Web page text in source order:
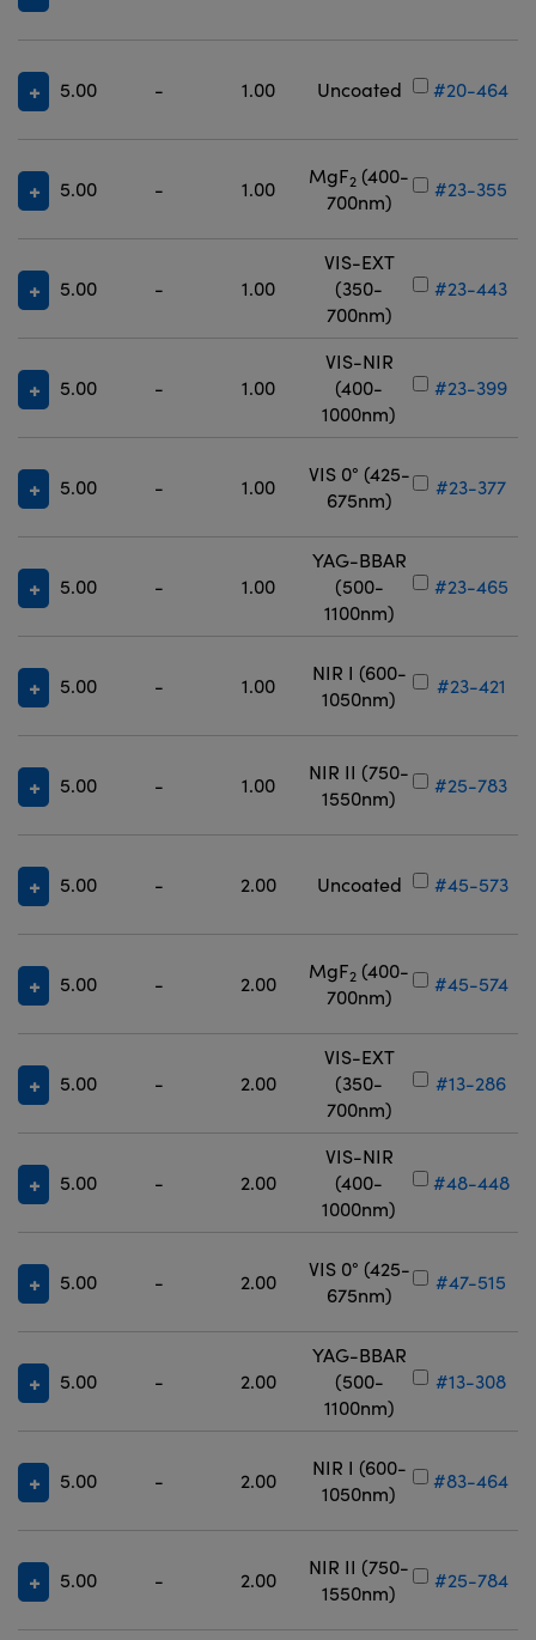
5.00 - 1.00 Uncoated #20-464
5.00 - 1.00
MgF2 (400-
700nm)
#23-355
5.00 - 1.00
VIS-EXT
(350-
700nm)
#23-443
5.00 - 1.00
VIS-NIR
(400-
1000nm)
#23-399
5.00 - 1.00
VIS 0° (425-
675nm)
#23-377
5.00 - 1.00
YAG-BBAR
(500-
1100nm)
#23-465
5.00 - 1.00
NIR I (600-
1050nm)
#23-421
5.00 - 1.00
NIR II (750-
1550nm)
#25-783
5.00 - 2.00 Uncoated #45-573
5.00 - 2.00
MgF2 (400-
700nm)
#45-574
5.00 - 2.00
VIS-EXT
(350-
700nm)
#13-286
5.00 - 2.00
VIS-NIR
(400-
1000nm)
#48-448
5.00 - 2.00
VIS 0° (425-
675nm)
#47-515
5.00 - 2.00
YAG-BBAR
(500-
1100nm)
#13-308
5.00 - 2.00
NIR I (600-
1050nm)
#83-464
5.00 - 2.00
NIR II (750-
1550nm)
#25-784